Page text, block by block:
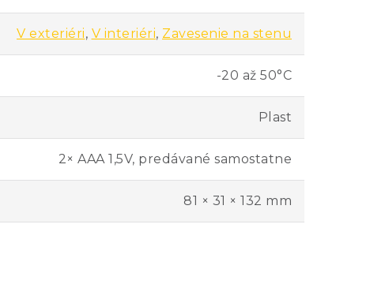
V exteriéri, V interiéri, Zavesenie na stenu
-20 až 50°C
Plast
2× AAA 1,5V, predávané samostatne
81 × 31 × 132 mm